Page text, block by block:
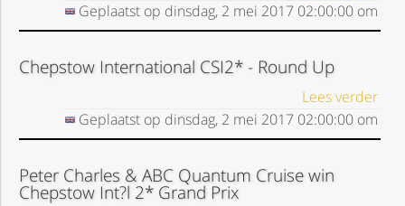
Geplaatst op dinsdag, 2 mei 2017 02:00:00om
Chepstow International CSI2* - Round Up
Lees verder
Geplaatst op dinsdag, 2 mei 2017 02:00:00om
Peter Charles & ABC Quantum Cruise win
Chepstow Int?l 2* Grand Prix